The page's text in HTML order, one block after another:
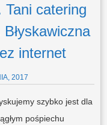
catering
internet
2017
szybko jest dla
pośpiechu